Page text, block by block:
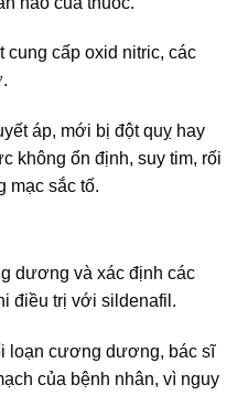
cấp oxid nitric, các
áp, mới bị đột quỵ hay
không ổn định, suy tim, rối
mạc sắc tố.
dương và xác định các
điều trị với sildenafil.
loạn cương dương, bác sĩ
của bệnh nhân, vì nguy